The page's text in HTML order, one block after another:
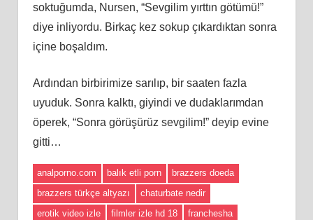
soktuğumda, Nursen, “Sevgilim yırttın götümü!”
diye inliyordu. Birkaç kez sokup çıkardıktan sonra
içine boşaldım.
Ardından birbirimize sarılıp, bir saaten fazla
uyuduk. Sonra kalktı, giyindi ve dudaklarımdan
öperek, “Sonra görüşürüz sevgilim!” deyip evine
gitti…
analporno.com balık etli porn
brazzers doeda
brazzers türkçe altyazı
chaturbate nedir
erotik video izle
filmler izle hd 18
franchesha